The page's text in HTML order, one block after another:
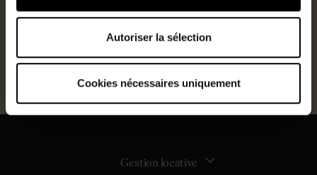
Autoriser la sélection
Cookies nécessaires uniquement
Je ne suis pas un robot
Prendre RDV
Gestion locative